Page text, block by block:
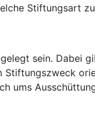
Stiftungsart
sein.
ums